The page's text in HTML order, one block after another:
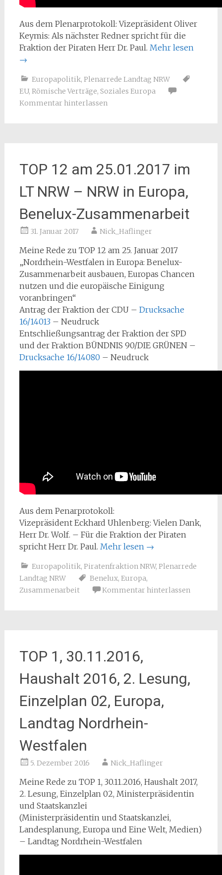
Aus dem Plenarprotokoll: Vizepräsident Oliver
Keymis: Als nächster Redner spricht für die
Fraktion der Piraten Herr Dr. Paul. Mehr lesen
→
Europapolitik, Plenarrede Landtag NRW
EU, Römische Verträge, Soziales Europa
Kommentar hinterlassen
TOP 12 am 25.01.2017 im
LT NRW – NRW in Europa,
Benelux-Zusammenarbeit
31. Januar 2017 Nick_Haflinger
Meine Rede zu TOP 12 am 25. Januar 2017
„Nordrhein-Westfalen in Europa: Benelux-
Zusammenarbeit ausbauen, Europas Chancen
nutzen und die europäische Einigung
voranbringen“
Antrag der Fraktion der CDU – Drucksache
16/14013– Neudruck
Entschließungsantrag der Fraktion der SPD
und der Fraktion BÜNDNIS 90/DIE GRÜNEN –
Drucksache 16/14080 – Neudruck
Aus dem Penarprotokoll:
Vizepräsident Eckhard Uhlenberg: Vielen Dank,
Herr Dr. Wolf. – Für die Fraktion der Piraten
spricht Herr Dr. Paul. Mehr lesen →
Europapolitik, Piratenfraktion NRW, Plenarrede
Landtag NRW
Benelux, Europa,
Zusammenarbeit
Kommentar hinterlassen
TOP 1, 30.11.2016,
Haushalt 2016, 2. Lesung,
Einzelplan 02, Europa,
Landtag Nordrhein-
Westfalen
5. Dezember 2016 Nick_Haflinger
Meine Rede zu TOP 1, 30.11.2016, Haushalt 2017,
2. Lesung, Einzelplan 02, Ministerpräsidentin
und Staatskanzlei
(Ministerpräsidentin und Staatskanzlei,
Landesplanung, Europa und Eine Welt, Medien)
– Landtag Nordrhein-Westfalen